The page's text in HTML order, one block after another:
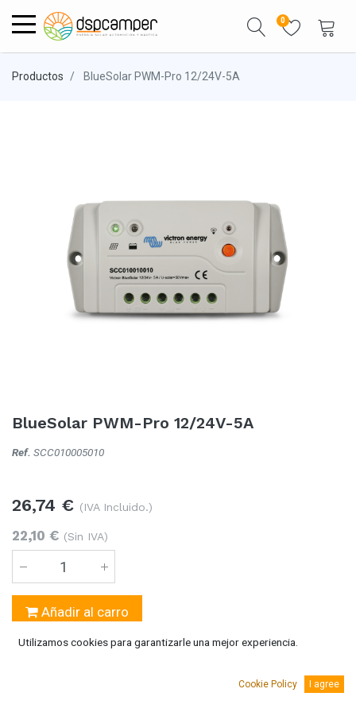
0
Productos BlueSolar PWM-Pro 12/24V-5A
BlueSolar PWM-Pro 12/24V-5A
Ref. SCC010005010
26,74 € (IVA Incluido.)
22,10 € (Sin IVA)
Añadir al carro
Temporalmente sin existencias
Se puede solicitar bajo pedido 5-10 días laborables
Utilizamos cookies para garantizarle una mejor experiencia.
Cookie Policy I agree